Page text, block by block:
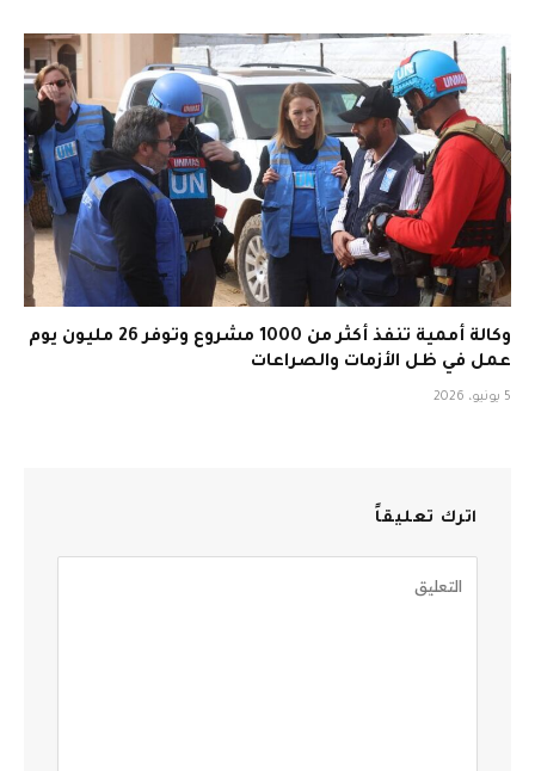
وكالة أممية تنفذ أكثر من 1000 مشروع وتوفر 26 مليون يوم
عمل في ظل الأزمات والصراعات
5 يونيو، 2026
اترك تعليقاً